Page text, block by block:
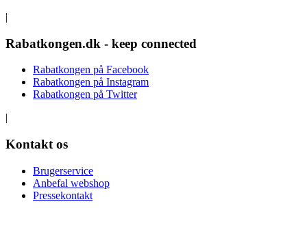
|
Rabatkongen.dk - keep connected
Rabatkongen på Facebook
Rabatkongen på Instagram
Rabatkongen på Twitter
|
Kontakt os
Brugerservice
Anbefal webshop
Pressekontakt